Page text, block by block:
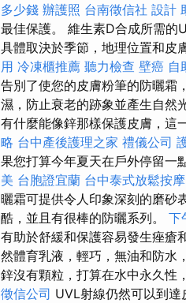
多少錢 辦護照 台南徵信社 設計
最佳保護。 維生素D合成所需的
具體取決於季節，地理位置和皮
用 冷凍櫃推薦 聽力檢查 壁癌 自
告別了使您的皮膚粉筆的防曬霜
濕，防止衰老的跡象並產生自然
有什麼能像鋅那樣保護皮膚，這
略 台中產後護理之家 禮儀公司
果您打算今年夏天在戶外停留一
美 台胞證宜蘭 台中泰式放鬆按摩
曬霜可提供令人印象深刻的磨砂
酷，並且有很棒的防曬系列。 下
有助於舒緩和保護容易發生痤瘡
然體育乳液，輕巧，無油和防水
鋅沒有顆粒，打算在水中永久性
徵信公司 UVL射線仍然可以到達